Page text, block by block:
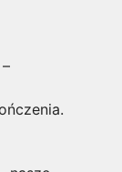
–